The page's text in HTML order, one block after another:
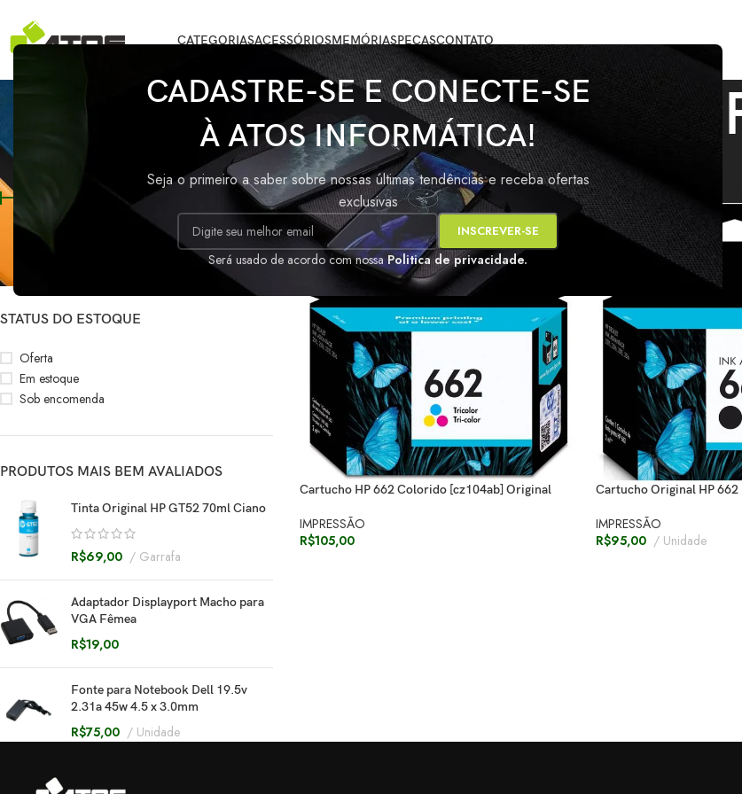
CADASTRE-SE E CONECTE-SE
À ATOS INFORMÁTICA!
Seja o primeiro a saber sobre nossas últimas tendências e receba ofertas
exclusivas
Será usado de acordo com nossaPolitica de privacidade.
CATEGORIASACESSÓRIOSMEMÓRIASPEÇASCONTATO
CARTUCHO
FILTRAR POR PREÇO
FILTRAR
R$90
STATUS DO ESTOQUE
Oferta
Em estoque
Sob encomenda
PRODUTOS MAIS BEM AVALIADOS
Tinta Original HP GT52 70ml Ciano
R$69,00 Garrafa
Adaptador Displayport Macho para
VGA Fêmea
R$19,00
Fonte para Notebook Dell 19.5v
2.31a 45w 4.5 x 3.0mm
R$75,00 Unidade
Início/Produtos marcados com a tag “CARTUCHO HP 662”
Cartucho HP 662 Colorido [cz104ab] Original
IMPRESSÃO
R$105,00
Cartucho Original HP 662
IMPRESSÃO
R$95,00 Unidade